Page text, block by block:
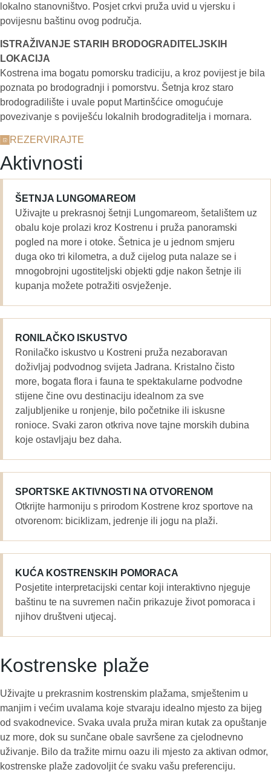
lokalno stanovništvo. Posjet crkvi pruža uvid u vjersku i
povijesnu baštinu ovog područja.
ISTRAŽIVANJE STARIH BRODOGRADITELJSKIH
LOKACIJA
Kostrena ima bogatu pomorsku tradiciju, a kroz povijest je bila
poznata po brodogradnji i pomorstvu. Šetnja kroz staro
brodogradilište i uvale poput Martinšćice omogućuje
povezivanje s poviješću lokalnih brodograditelja i mornara.
REZERVIRAJTE
Aktivnosti
ŠETNJA LUNGOMAREOM
Uživajte u prekrasnoj šetnji Lungomareom, šetalištem uz
obalu koje prolazi kroz Kostrenu i pruža panoramski
pogled na more i otoke. Šetnica je u jednom smjeru
duga oko tri kilometra, a duž cijelog puta nalaze se i
mnogobrojni ugostiteljski objekti gdje nakon šetnje ili
kupanja možete potražiti osvježenje.
RONILAČKO ISKUSTVO
Ronilačko iskustvo u Kostreni pruža nezaboravan
doživljaj podvodnog svijeta Jadrana. Kristalno čisto
more, bogata flora i fauna te spektakularne podvodne
stijene čine ovu destinaciju idealnom za sve
zaljubljenike u ronjenje, bilo početnike ili iskusne
ronioce. Svaki zaron otkriva nove tajne morskih dubina
koje ostavljaju bez daha.
SPORTSKE AKTIVNOSTI NA OTVORENOM
Otkrijte harmoniju s prirodom Kostrene kroz sportove na
otvorenom: biciklizam, jedrenje ili jogu na plaži.
KUĆA KOSTRENSKIH POMORACA
Posjetite interpretacijski centar koji interaktivno njeguje
baštinu te na suvremen način prikazuje život pomoraca i
njihov društveni utjecaj.
Kostrenske plaže
Uživajte u prekrasnim kostrenskim plažama, smještenim u
manjim i većim uvalama koje stvaraju idealno mjesto za bijeg
od svakodnevice. Svaka uvala pruža miran kutak za opuštanje
uz more, dok su sunčane obale savršene za cjelodnevno
uživanje. Bilo da tražite mirnu oazu ili mjesto za aktivan odmor,
kostrenske plaže zadovoljit će svaku vašu preferenciju.